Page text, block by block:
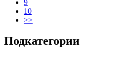
9
10
>>
Подкатегории